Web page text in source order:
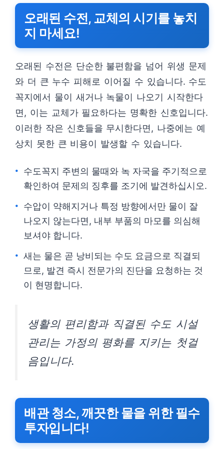
오래된 수전, 교체의 시기를 놓치
지 마세요!
오래된 수전은 단순한 불편함을 넘어 위생 문제
와 더 큰 누수 피해로 이어질 수 있습니다. 수도
꼭지에서 물이 새거나 녹물이 나오기 시작한다
면, 이는 교체가 필요하다는 명확한 신호입니다.
이러한 작은 신호들을 무시한다면, 나중에는 예
상치 못한 큰 비용이 발생할 수 있습니다.
수도꼭지 주변의 물때와 녹 자국을 주기적으로
확인하여 문제의 징후를 조기에 발견하십시오.
수압이 약해지거나 특정 방향에서만 물이 잘
나오지 않는다면, 내부 부품의 마모를 의심해
보셔야 합니다.
새는 물은 곧 낭비되는 수도 요금으로 직결되
므로, 발견 즉시 전문가의 진단을 요청하는 것
이 현명합니다.
생활의 편리함과 직결된 수도 시설
관리는 가정의 평화를 지키는 첫걸
음입니다.
배관 청소, 깨끗한 물을 위한 필수
투자입니다!